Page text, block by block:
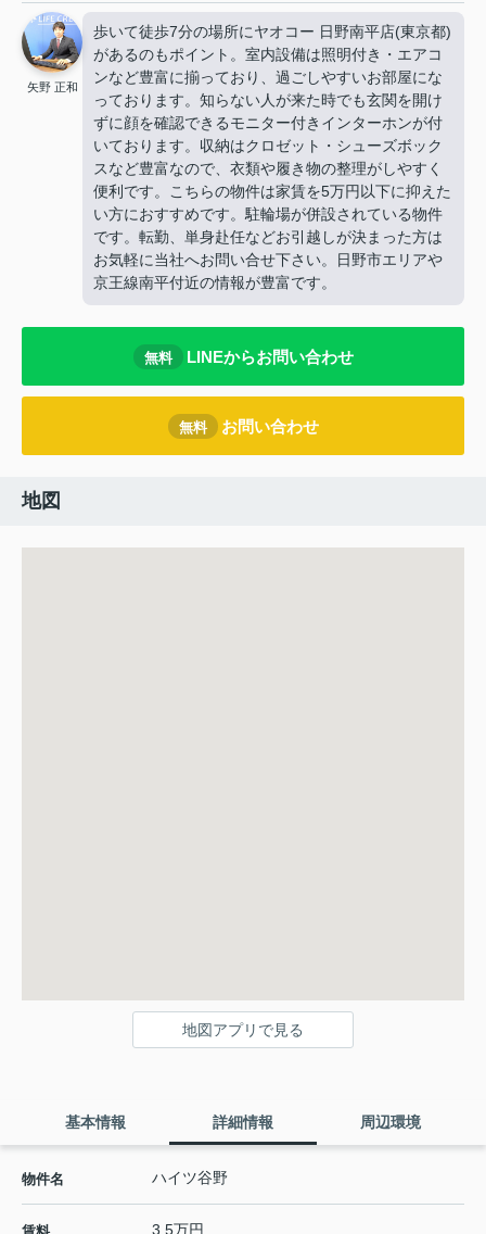
矢野 正和
歩いて徒歩7分の場所にヤオコー 日野南平店(東京都)
があるのもポイント。室内設備は照明付き・エアコ
ンなど豊富に揃っており、過ごしやすいお部屋にな
っております。知らない人が来た時でも玄関を開け
ずに顔を確認できるモニター付きインターホンが付
いております。収納はクロゼット・シューズボック
スなど豊富なので、衣類や履き物の整理がしやすく
便利です。こちらの物件は家賃を5万円以下に抑えた
い方におすすめです。駐輪場が併設されている物件
です。転勤、単身赴任などお引越しが決まった方は
お気軽に当社へお問い合せ下さい。日野市エリアや
京王線南平付近の情報が豊富です。
無料 LINEからお問い合わせ
無料 お問い合わせ
地図
地図アプリで見る
基本情報 詳細情報 周辺環境
物件名 ハイツ谷野
3.5万円